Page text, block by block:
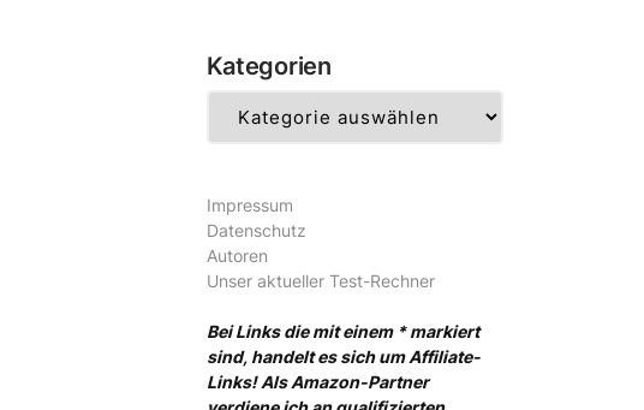
Kategorien
Impressum
Datenschutz
Autoren
Unser aktueller Test-Rechner
Bei Links die mit einem * markiert
sind, handelt es sich um Affiliate-
Links! Als Amazon-Partner